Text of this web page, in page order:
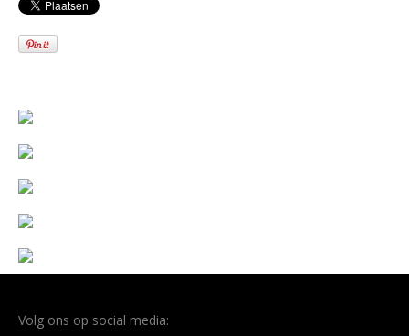
Volg ons op social media: